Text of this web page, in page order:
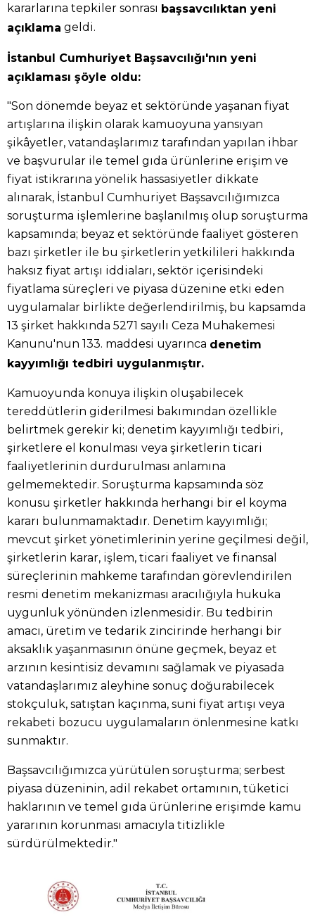
kararlarına tepkiler sonrası başsavcılıktan yeni
açıklama geldi.
İstanbul Cumhuriyet Başsavcılığı'nın yeni
açıklaması şöyle oldu:
"Son dönemde beyaz et sektöründe yaşanan fiyat
artışlarına ilişkin olarak kamuoyuna yansıyan
şikâyetler, vatandaşlarımız tarafından yapılan ihbar
ve başvurular ile temel gıda ürünlerine erişim ve
fiyat istikrarına yönelik hassasiyetler dikkate
alınarak, İstanbul Cumhuriyet Başsavcılığımızca
soruşturma işlemlerine başlanılmış olup soruşturma
kapsamında; beyaz et sektöründe faaliyet gösteren
bazı şirketler ile bu şirketlerin yetkilileri hakkında
haksız fiyat artışı iddiaları, sektör içerisindeki
fiyatlama süreçleri ve piyasa düzenine etki eden
uygulamalar birlikte değerlendirilmiş, bu kapsamda
13 şirket hakkında 5271 sayılı Ceza Muhakemesi
Kanunu'nun 133. maddesi uyarınca denetim
kayyımlığı tedbiri uygulanmıştır.
Kamuoyunda konuya ilişkin oluşabilecek
tereddütlerin giderilmesi bakımından özellikle
belirtmek gerekir ki; denetim kayyımlığı tedbiri,
şirketlere el konulması veya şirketlerin ticari
faaliyetlerinin durdurulması anlamına
gelmemektedir. Soruşturma kapsamında söz
konusu şirketler hakkında herhangi bir el koyma
kararı bulunmamaktadır. Denetim kayyımlığı;
mevcut şirket yönetimlerinin yerine geçilmesi değil,
şirketlerin karar, işlem, ticari faaliyet ve finansal
süreçlerinin mahkeme tarafından görevlendirilen
resmi denetim mekanizması aracılığıyla hukuka
uygunluk yönünden izlenmesidir. Bu tedbirin
amacı, üretim ve tedarik zincirinde herhangi bir
aksaklık yaşanmasının önüne geçmek, beyaz et
arzının kesintisiz devamını sağlamak ve piyasada
vatandaşlarımız aleyhine sonuç doğurabilecek
stokçuluk, satıştan kaçınma, suni fiyat artışı veya
rekabeti bozucu uygulamaların önlenmesine katkı
sunmaktır.
Başsavcılığımızca yürütülen soruşturma; serbest
piyasa düzeninin, adil rekabet ortamının, tüketici
haklarının ve temel gıda ürünlerine erişimde kamu
yararının korunması amacıyla titizlikle
sürdürülmektedir."